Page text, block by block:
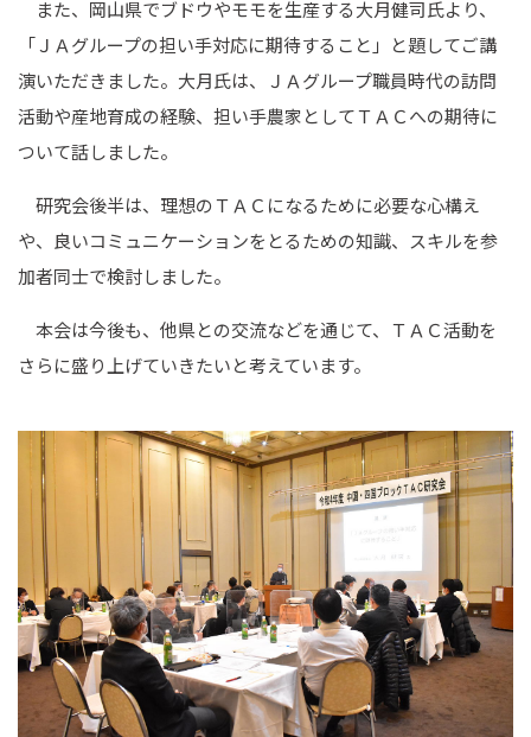
また、岡山県でブドウやモモを生産する大月健司氏より、
「ＪＡグループの担い手対応に期待すること」と題してご講
演いただきました。大月氏は、ＪＡグループ職員時代の訪問
活動や産地育成の経験、担い手農家としてＴＡＣへの期待に
ついて話しました。
研究会後半は、理想のＴＡＣになるために必要な心構え
や、良いコミュニケーションをとるための知識、スキルを参
加者同士で検討しました。
本会は今後も、他県との交流などを通じて、ＴＡＣ活動を
さらに盛り上げていきたいと考えています。